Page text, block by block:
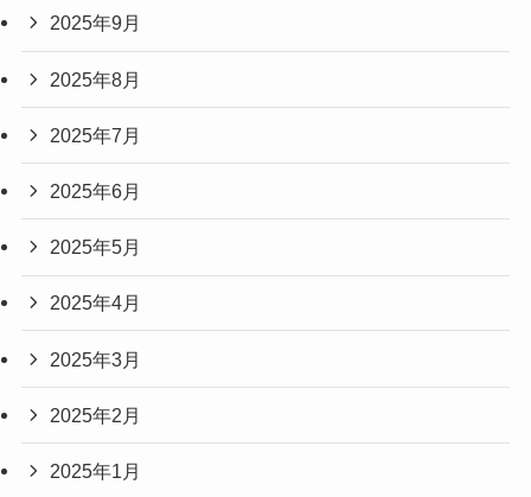
2025年9月
2025年8月
2025年7月
2025年6月
2025年5月
2025年4月
2025年3月
2025年2月
2025年1月